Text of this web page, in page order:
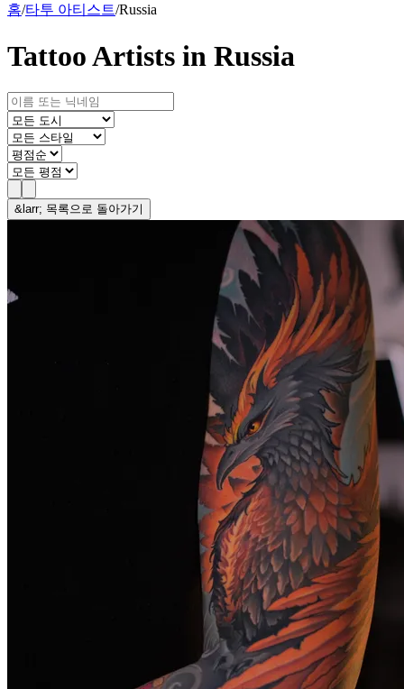
홈/타투 아티스트/Russia
Tattoo Artists in Russia
&larr; 목록으로 돌아가기